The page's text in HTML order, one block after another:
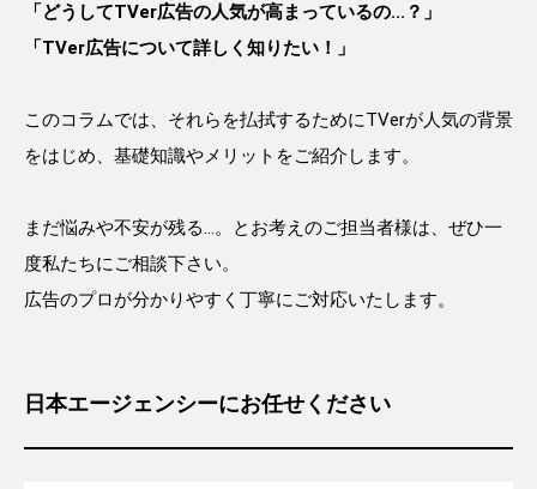
「どうしてTVer広告の人気が高まっているの...？」
「TVer広告について詳しく知りたい！」
このコラムでは、それらを払拭するためにTVerが人気の背景
をはじめ、基礎知識やメリットをご紹介します。
まだ悩みや不安が残る…。とお考えのご担当者様は、ぜひ一
度私たちにご相談下さい。
広告のプロが分かりやすく丁寧にご対応いたします。
日本エージェンシーにお任せください